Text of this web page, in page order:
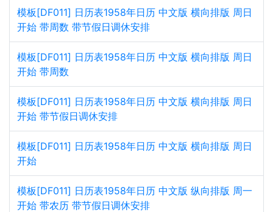
模板[DF011] 日历表1958年日历 中文版 横向排版 周日
开始 带周数 带节假日调休安排
模板[DF011] 日历表1958年日历 中文版 横向排版 周日
开始 带周数
模板[DF011] 日历表1958年日历 中文版 横向排版 周日
开始 带节假日调休安排
模板[DF011] 日历表1958年日历 中文版 横向排版 周日
开始
模板[DF011] 日历表1958年日历 中文版 纵向排版 周一
开始 带农历 带节假日调休安排